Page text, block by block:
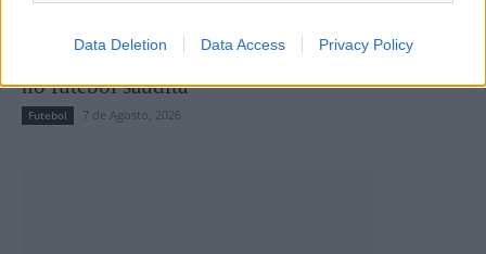
Data Deletion Data Access Privacy Policy
Diogo Queirós reforça o Al Najma e mantém-se
no futebol saudita
Futebol 7 de Agosto, 2026